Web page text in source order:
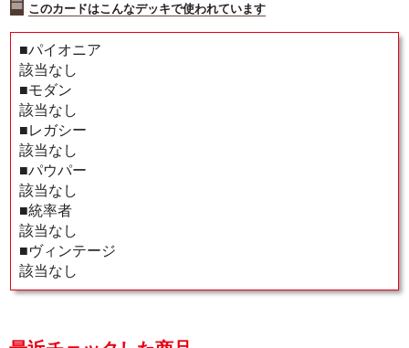
このカードはこんなデッキで使われています
■パイオニア
該当なし
■モダン
該当なし
■レガシー
該当なし
■パウパー
該当なし
■統率者
該当なし
■ヴィンテージ
該当なし